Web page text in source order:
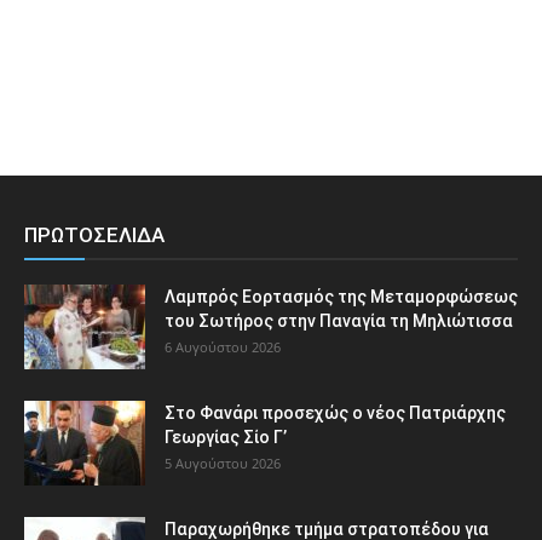
ΠΡΩΤΟΣΕΛΙΔΑ
Λαμπρός Εορτασμός της Μεταμορφώσεως
του Σωτήρος στην Παναγία τη Μηλιώτισσα
6 Αυγούστου 2026
Στο Φανάρι προσεχώς ο νέος Πατριάρχης
Γεωργίας Σίο Γ’
5 Αυγούστου 2026
Παραχωρήθηκε τμήμα στρατοπέδου για